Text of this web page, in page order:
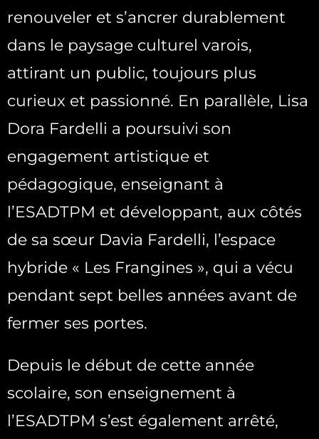
renouveler et s’ancrer durablement
dans le paysage culturel varois,
attirant un public, toujours plus
curieux et passionné. En parallèle, Lisa
Dora Fardelli a poursuivi son
engagement artistique et
pédagogique, enseignant à
l’ESADTPM et développant, aux côtés
de sa sœur Davia Fardelli, l’espace
hybride « Les Frangines », qui a vécu
pendant sept belles années avant de
fermer ses portes.
Depuis le début de cette année
scolaire, son enseignement à
l’ESADTPM s’est également arrêté,